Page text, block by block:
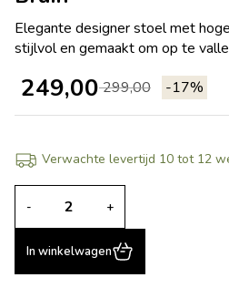
Elegante designer stoel met
stijlvol en gemaakt om op te
-17%
299,00
249,00
Verwachte levertijd 10 tot 12
- +
In winkelwagen